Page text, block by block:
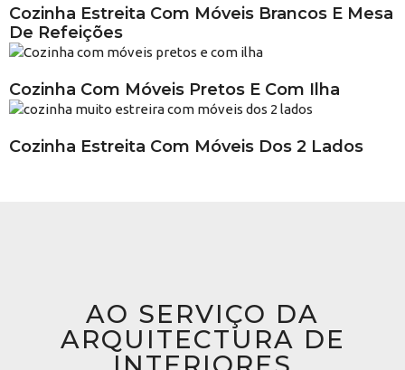
Cozinha Estreita Com Móveis Brancos E Mesa
De Refeições
Cozinha Com Móveis Pretos E Com Ilha
Cozinha Estreita Com Móveis Dos 2 Lados
AO SERVIÇO DA
ARQUITECTURA DE